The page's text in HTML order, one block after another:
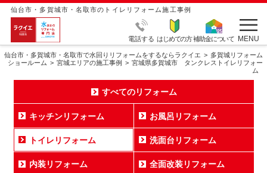
仙台市・多賀城市・名取市のトイレリフォーム施工事例
電話する はじめての方補助金について MENU
仙台市・多賀城市・名取市で水回りリフォームをするならラクイエ
多賀城リフォーム
ショールーム
宮城エリアの施工事例
宮城県多賀城市 タンクレストイレリフォー
ム
すべてのリフォーム
キッチンリフォーム お風呂リフォーム
トイレリフォーム 洗面台リフォーム
内装リフォーム 全面改装リフォーム